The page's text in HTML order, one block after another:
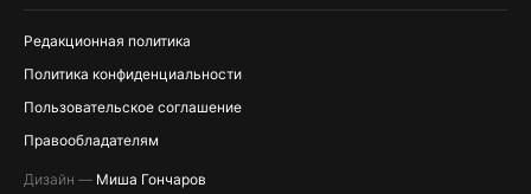
Редакционная политика
Политика конфиденциальности
Пользовательское соглашение
Правообладателям
Дизайн — Миша Гончаров